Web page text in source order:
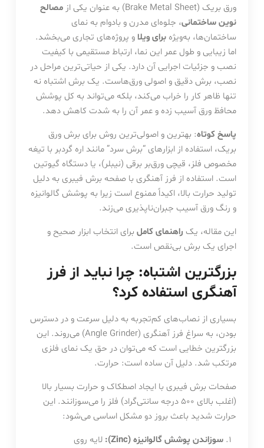
ورق بریک (Brake Metal Sheet) به عنوان یکی از
مصالح
نوین ساختمانی، جلوه‌ای مدرن و بادوام به نمای
ساختمان‌ها، به‌ویژه برای ویلا و پروژه‌های تجاری می‌بخشد.
اما زیبایی و طول عمر این نما، ارتباط مستقیمی با کیفیت
نصب و جزئیات اجرایی آن دارد. یکی از حیاتی‌ترین مراحل در
نصب، برش دقیق و اصولی ورق‌هاست. یک برش اشتباه نه
تنها ظاهر کار را خراب می‌کند، بلکه می‌تواند به کل پوشش
محافظ ورق آسیب زده و عمر آن را به شدت کاهش دهد.
پاسخ کوتاه: بهترین و اصولی‌ترین روش برای برش ورق
بریک، استفاده از ابزارهای “برش سرد” مانند اره گردبر با تیغه
مخصوص فلز، قیچی ورق‌بر برقی (نیبلر)، یا دستگاه گیوتین
است. استفاده از فرز آهنگری با صفحه برش فیبری به دلیل
تولید حرارت بالا، اکیداً ممنوع است زیرا به پوشش گالوانیزه
و رنگ ورق آسیب جبران‌ناپذیری می‌زند.
این مقاله، یک راهنمای کاملبرای انتخاب ابزار صحیح و
اجرای یک برش بی‌نقص است.
بزرگترین اشتباه: چرا نباید از فرز
آهنگری استفاده کرد؟
بسیاری از نصاب‌های کم‌تجربه به دلیل سرعت و در دسترس
بودن، به سراغ فرز آهنگری (Angle Grinder) می‌روند. این
بزرگترین خطایی است که می‌توان در حق یک نمای فلزی
مرتکب شد. دلیل آن ساده است: حرارت.
صفحات برش فیبری با ایجاد اصطکاک و حرارت بسیار بالا
(اغلب بالای ۵۰۰ درجه سانتی‌گراد) فلز را می‌سوزانند. این
حرارت شدید باعث بروز دو مشکل اساسی می‌شود:
سوزاندن پوشش گالوانیزه (Zinc):
لایه روی